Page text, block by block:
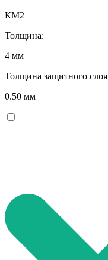
КМ2
Толщина:
4 мм
Толщина защитного
0.50 мм